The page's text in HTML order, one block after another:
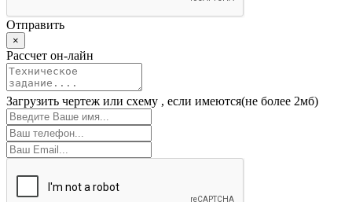
Отправить
×
Рассчет он-лайн
Загрузить чертеж или схему , если имеются(не более 2мб)